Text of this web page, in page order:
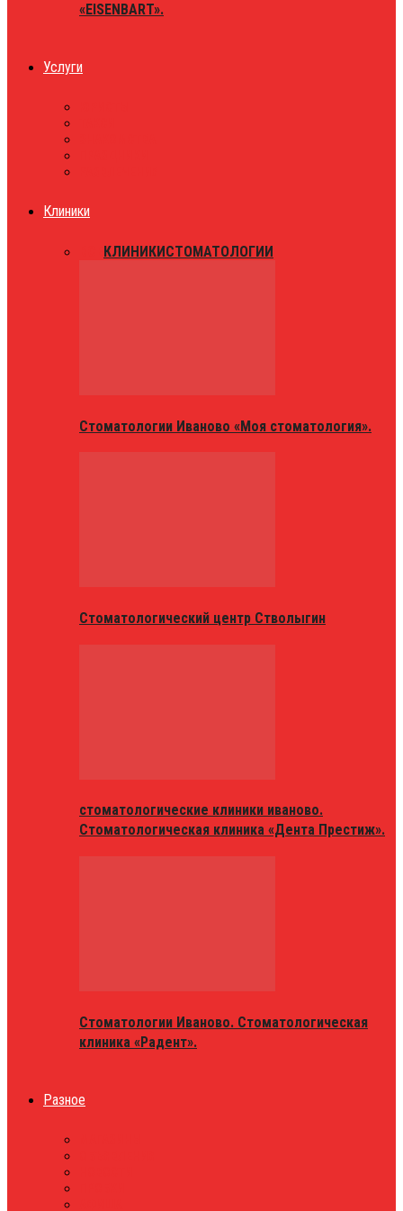
«EISENBART».
Услуги
Клиники
КЛИНИКИСТОМАТОЛОГИИ
Стоматологии Иваново «Моя стоматология».
Стоматологический центр Стволыгин
стоматологические клиники иваново.
Стоматологическая клиника «Дента Престиж».
Стоматологии Иваново. Стоматологическая
клиника «Радент».
Разное